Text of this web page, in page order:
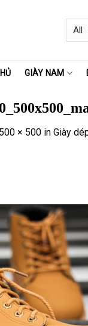
GIÀY NAM
500 × 500 in Giày